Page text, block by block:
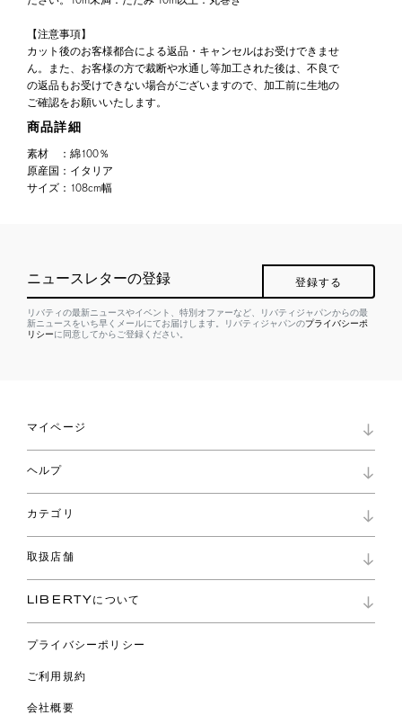
【注意事項】
カット後のお客様都合による返品・キャンセルはお受けできませ
ん。また、お客様の方で裁断や水通し等加工された後は、不良で
の返品もお受けできない場合がございますので、加工前に生地の
ご確認をお願いいたします。
商品詳細
素材 ： 綿100％
原産国 ： イタリア
サイズ ： 108cm幅
ニュースレターの登録 登録する
リバティの最新ニュースやイベント、特別オファーなど、リバティジャパンからの最
新ニュースをいち早くメールにてお届けします。リバティジャパンのプライバシーポ
リシーに同意してからご登録ください。
マイページ
ロイヤリティプログラム
パスワード再設定
ショッピングバッグ
ヘルプ
お問い合わせ
よくあるご質問
ご利用ガイド
カテゴリ
コレクション
ファブリックス
バッグ
ウェア
ライフスタイル
スペシャル
取扱店舗
リバティ・ファブリックス
LIBERTYについて
プライバシーポリシー
ご利用規約
会社概要